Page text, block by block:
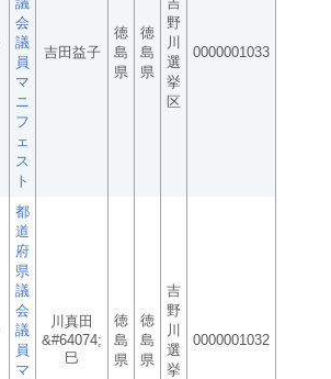
会
議
員
マ
ニ
フ
ェ
ス
ト
吉田益子
徳
島
県
徳
島
県
野
川
選
挙
区
0000001033
都
道
府
県
議
会
議
員
マ
川真田
&#64074;
巳
徳
島
県
徳
島
県
吉
野
川
選
挙
0000001032